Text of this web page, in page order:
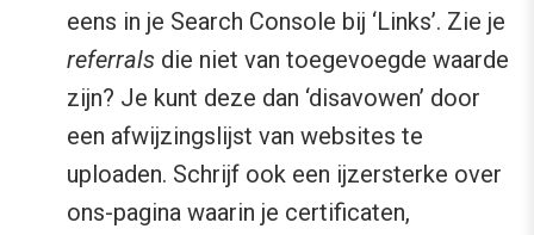
eens in je Search Console bij ‘Links’. Zie je
referrals die niet van toegevoegde waarde
zijn? Je kunt deze dan ‘disavowen’ door
een afwijzingslijst van websites te
uploaden. Schrijf ook een ijzersterke over
ons-pagina waarin je certificaten,